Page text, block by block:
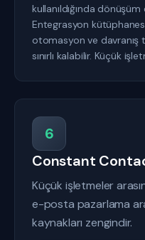
kullanıldığında
Entegrasyon
otomasyon ve davranış
sınırlı kalabilir. Küçük
6
Constant
Küçük işletmeler
e-posta pazarlama
kaynakları zengindir.